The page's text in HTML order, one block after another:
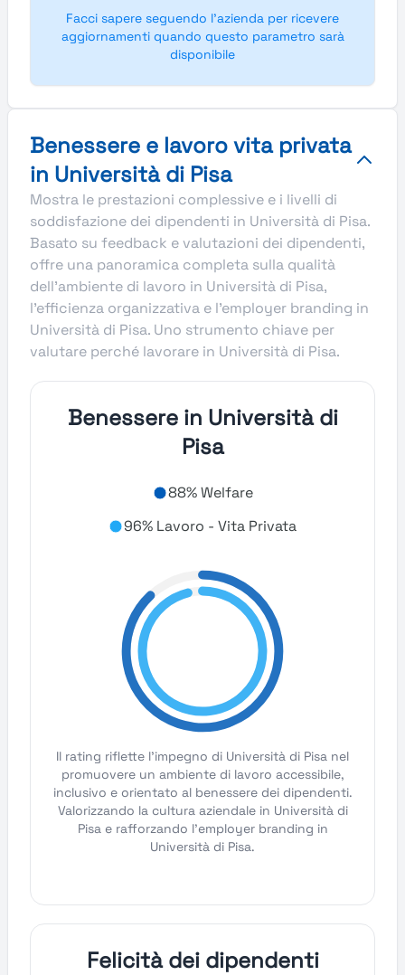
Facci sapere seguendo l'azienda per ricevere
aggiornamenti quando questo parametro sarà
disponibile
Benessere e lavoro vita privata
in Università di Pisa
Mostra le prestazioni complessive e i livelli di
soddisfazione dei dipendenti in Università di Pisa.
Basato su feedback e valutazioni dei dipendenti,
offre una panoramica completa sulla qualità
dell’ambiente di lavoro in Università di Pisa,
l’efficienza organizzativa e l’employer branding in
Università di Pisa. Uno strumento chiave per
valutare perché lavorare in Università di Pisa.
Benessere in Università di
Pisa
88% Welfare
96% Lavoro - Vita Privata
Il rating riflette l'impegno di Università di Pisa nel
promuovere un ambiente di lavoro accessibile,
inclusivo e orientato al benessere dei dipendenti.
Valorizzando la cultura aziendale in Università di
Pisa e rafforzando l'employer branding in
Università di Pisa.
Felicità dei dipendenti